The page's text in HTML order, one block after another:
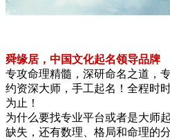
舜缘居，中国文化起名领导品牌
专攻命理精髓，深研命名之道，
约资深大师，手工起名！全程时
为止！
为什么要找专业平台或者是大师
缺失，还有数理、格局和命理的